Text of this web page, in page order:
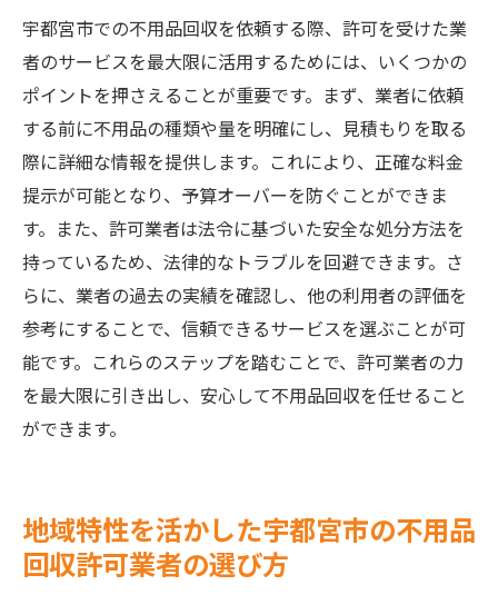
宇都宮市での不用品回収を依頼する際、許可を受けた業
者のサービスを最大限に活用するためには、いくつかの
ポイントを押さえることが重要です。まず、業者に依頼
する前に不用品の種類や量を明確にし、見積もりを取る
際に詳細な情報を提供します。これにより、正確な料金
提示が可能となり、予算オーバーを防ぐことができま
す。また、許可業者は法令に基づいた安全な処分方法を
持っているため、法律的なトラブルを回避できます。さ
らに、業者の過去の実績を確認し、他の利用者の評価を
参考にすることで、信頼できるサービスを選ぶことが可
能です。これらのステップを踏むことで、許可業者の力
を最大限に引き出し、安心して不用品回収を任せること
ができます。
地域特性を活かした宇都宮市の不用品
回収許可業者の選び方